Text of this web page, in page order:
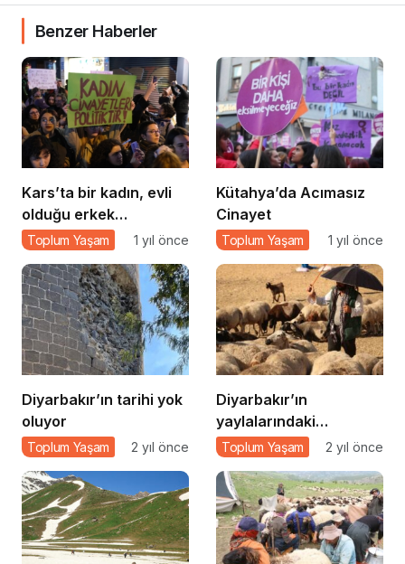
Benzer Haberler
Kars’ta bir kadın, evli
olduğu erkek
tarafından öldürüldü
Toplum Yaşam 1 yıl önce
Kütahya’da Acımasız
Cinayet
Toplum Yaşam 1 yıl önce
Diyarbakır’ın tarihi yok
oluyor
Toplum Yaşam 2 yıl önce
Diyarbakır’ın
yaylalarındaki
koçerlerin zorlu yaşamı
Toplum Yaşam 2 yıl önce